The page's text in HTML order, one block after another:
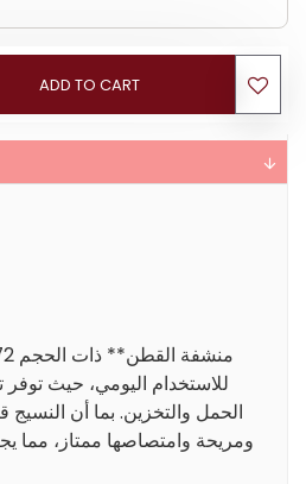
ADD TO CART
للاستخدام اليومي، حيث
الحمل والتخزين. بما أن
ومريحة وامتصاصها ممتاز، مما